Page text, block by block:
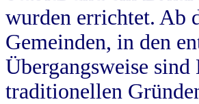
wurden errichtet. Ab
Gemeinden, in den
Übergangsweise
traditionellen